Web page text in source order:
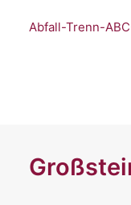
Abfall-Trenn-